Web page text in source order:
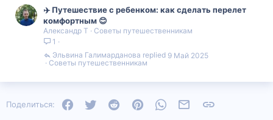
✈️ Путешествие с ребенком: как сделать перелет
комфортным 😊
Александр Т
Советы путешественникам
1
Советы путешественникам
9 Май 2025
Эльвина Галимарданова
Поделиться: FacebookTwitter Reddit PinterestWhatsAppЭлектронная почта